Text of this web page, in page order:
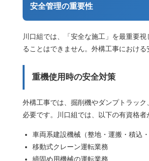
安全管理の重要性
川口組では、「安全な施工」を最重要
ることはできません。外構工事におけ
重機使用時の安全対策
外構工事では、掘削機やダンプトラッ
必要です。川口組では、以下の有資格
車両系建設機械（整地・運搬・積込
移動式クレーン運転業務
締固め用機械の運転業務